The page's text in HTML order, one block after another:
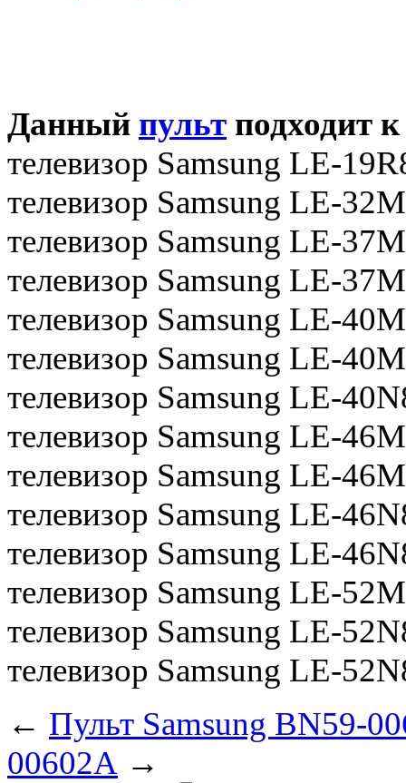
Данный пульт подходит
телевизор Samsung LE-
телевизор Samsung LE-
телевизор Samsung LE-
телевизор Samsung LE-
телевизор Samsung LE-
телевизор Samsung LE-
телевизор Samsung LE-
телевизор Samsung LE-
телевизор Samsung LE-
телевизор Samsung LE-
телевизор Samsung LE-
телевизор Samsung LE-
телевизор Samsung LE-
телевизор Samsung LE-
← Пульт Samsung BN59-
00602A →